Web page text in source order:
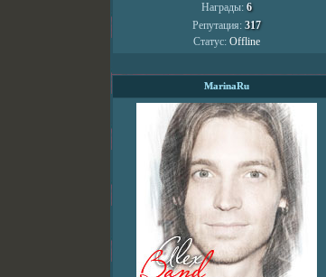
Награды: 6
Репутация: 317
Статус: Offline
MarinaRu